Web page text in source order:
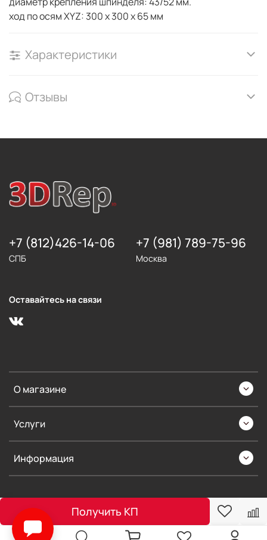
Получить КП
ход по осям XYZ: 300 х 300 х 65 мм
Характеристики
Отзывы
О магазине
Услуги
Информация
+7 (812)426-14-06
СПБ
+7 (981) 789-75-96
Москва
Оставайтесь на связи